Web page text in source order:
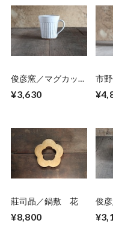
俊彦窯／マグカッ
¥3,630
市
け
莊司晶／鍋敷 花
¥8,800
俊
鉢